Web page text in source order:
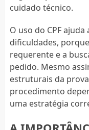
cuidado técnico.
O uso do CPF
dificuldades,
requerente e a
pedido. Mesmo
estruturais da
procedimento
uma estratégia